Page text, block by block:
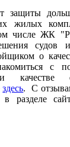
жилых
числе ЖК
судов
о
с
здесь. С
в разделе